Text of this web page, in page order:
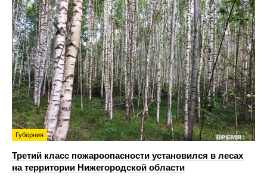
Губерния
Третий класс пожароопасности установился в лесах
на территории Нижегородской области